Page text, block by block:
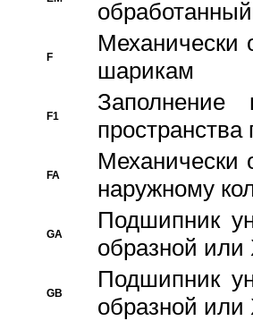
F
Механически
шарикам
F1
Заполнение
FA
Механически
наружному
GA
Подшипник
образной или
GB
Подшипник
образной или